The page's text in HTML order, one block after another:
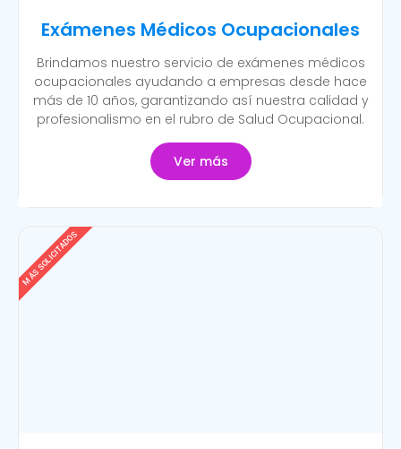
Exámenes Médicos Ocupacionales
Brindamos nuestro servicio de exámenes médicos
ocupacionales ayudando a empresas desde hace
más de 10 años, garantizando así nuestra calidad y
profesionalismo en el rubro de Salud Ocupacional.
Ver más
MÁS SOLICITADOS